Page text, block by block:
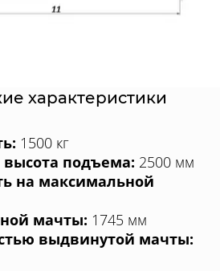
характеристики
1500 кг
подъема: 2500 мм
на максимальной
мачты: 1745 мм
выдвинутой мачты: